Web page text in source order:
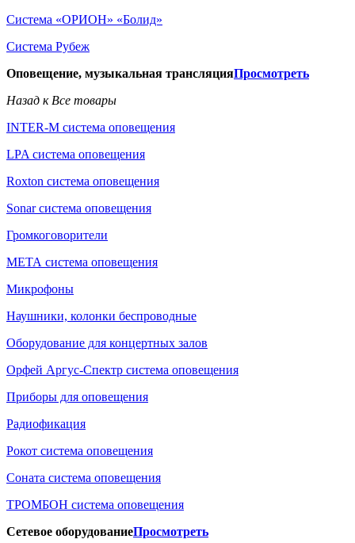
Система «ОРИОН» «Болид»
Система Рубеж
Оповещение, музыкальная трансляцияПросмотреть
Назад к Все товары
INTER-M система оповещения
LPA система оповещения
Roxton система оповещения
Sonar система оповещения
Громкоговорители
МЕТА система оповещения
Микрофоны
Наушники, колонки беспроводные
Оборудование для концертных залов
Орфей Аргус-Спектр система оповещения
Приборы для оповещения
Радиофикация
Рокот система оповещения
Соната система оповещения
ТРОМБОН система оповещения
Сетевое оборудованиеПросмотреть